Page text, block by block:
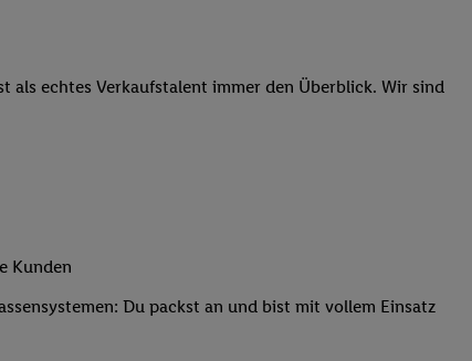
als echtes Verkaufstalent immer den Überblick. Wir sind
Kunden
Du packst an und bist mit vollem Einsatz